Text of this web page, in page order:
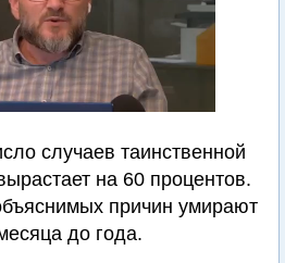
случаев таинственной
на 60 процентов.
причин умирают
до года.